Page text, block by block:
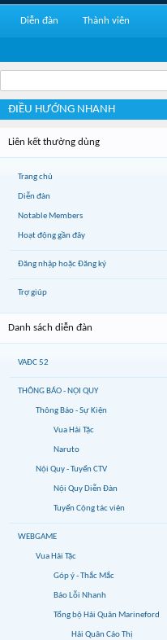
ĐIỀU HƯỚNG NHANH
Liên kết thường dùng
Trang chủ
Diễn đàn
Notable Members
Hoạt động gần đây
Đăng nhập hoặc Đăng ký
Trợ giúp
Danh sách diễn đàn
VAĐC 52
THÔNG BÁO - NỘI QUY
Thông Báo - Sự Kiện
Vua Hải Tặc
Naruto
Nội Quy - Tuyển CTV
Nội Quy Diễn Đàn
Tuyển Cộng tác viên
WEBGAME
Vua Hải Tặc
Góp ý - Thắc Mắc
Báo Lỗi Nhanh
Tổng bộ Hải Quân Marineford
Hải Quân Cáo Thị
Diễn đàn Thành viên